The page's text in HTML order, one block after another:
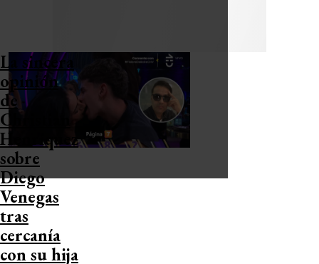
La sincera
opinión
de
Christian
Henríquez
sobre
Diego
Venegas
tras
cercanía
con su hija